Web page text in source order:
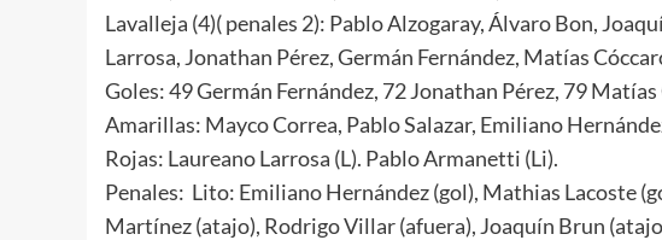
Lavalleja (4)( penales 2): Pablo Alzogaray, Álvaro Bon,
Larrosa, Jonathan Pérez, Germán Fernández, Matías
Goles: 49 Germán Fernández, 72 Jonathan Pérez, 79
Amarillas: Mayco Correa, Pablo Salazar, Emiliano
Rojas: Laureano Larrosa (L). Pablo Armanetti (Li).
Penales: Lito: Emiliano Hernández (gol), Mathias Lacoste
Martínez (atajo), Rodrigo Villar (afuera), Joaquín Brun